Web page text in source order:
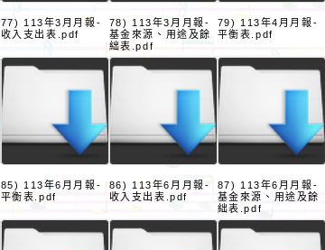
77) 113年3月月報-
收入支出表.pdf
78) 113年3月月報-
基金來源、用途及餘
絀表.pdf
79) 113年4月月報-
平衡表.pdf
85) 113年6月月報-
平衡表.pdf
86) 113年6月月報-
收入支出表.pdf
87) 113年6月月報-
基金來源、用途及餘
絀表.pdf